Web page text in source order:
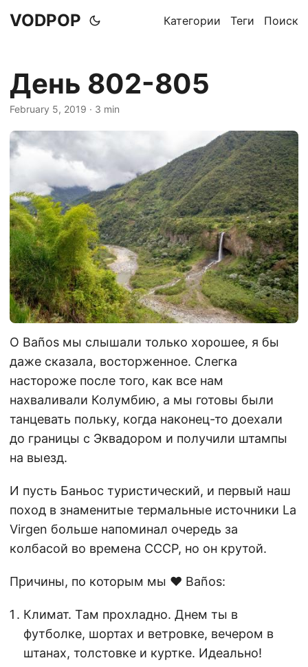
VODPOP Категории Теги Поиск
День 802-805
February 5, 2019 · 3 min
О Baños мы слышали только хорошее, я бы
даже сказала, восторженное. Слегка
настороже после того, как все нам
нахваливали Колумбию, а мы готовы были
танцевать польку, когда наконец-то доехали
до границы с Эквадором и получили штампы
на выезд.
И пусть Баньос туристический, и первый наш
поход в знаменитые термальные источники La
Virgen больше напоминал очередь за
колбасой во времена СССР, но он крутой.
Причины, по которым мы ❤ Baños:
Климат. Там прохладно. Днем ты в
футболке, шортах и ветровке, вечером в
штанах, толстовке и куртке. Идеально!